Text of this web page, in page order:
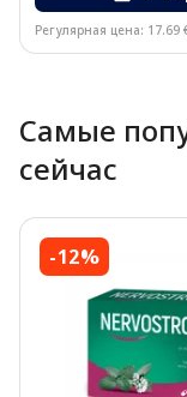
Регулярная цена: 17.69
Самые
сейчас
-12%